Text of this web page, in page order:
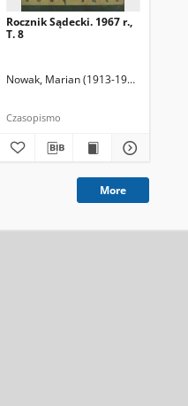
Dziwik, Kazimierz (1931-1991).
Rocznik Sądecki. 1967 r.,
T. 8
Nowak, Marian (1913-1991).
Czasopismo
More